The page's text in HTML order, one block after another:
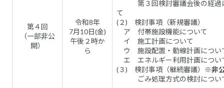
第４回
（一部非公
開）
令和8年
7月10日(金)
午後２時か
ら
第３回検討審議会後の経過
て
(２) 検討事項（新規審議）
ア 付帯施設機能について
イ 施工計画について
ウ 施設配置・動線計画につい
エ エネルギー利用計画につい
(３) 検討事項（継続審議）
※非
ごみ処理方式の検討につい